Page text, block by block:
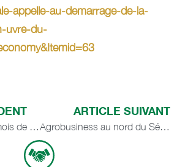
appelle-au-demarrage-de-la-
uvre-du-
Agri Infos N°083 du mois de juillet 2015
ARTICLE SUIVANT
Agrobusiness au nord du Sénégal : L’Etat parraine une spoliation grandeur nature